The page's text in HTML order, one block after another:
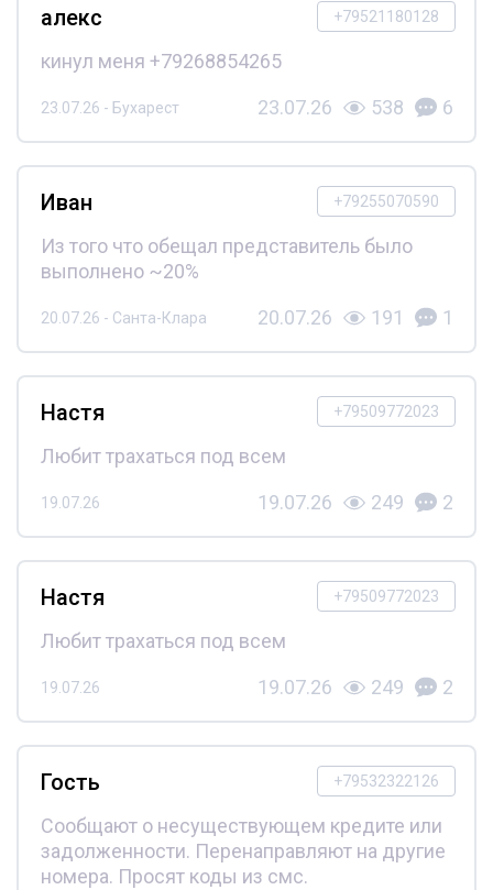
+79521180128
алекс
кинул меня +79268854265
23.07.26 - Бухарест 23.07.26 538 6
+79255070590
Иван
Из того что обещал представитель было
выполнено ~20%
20.07.26 - Санта-Клара 20.07.26 191 1
+79509772023
Настя
Любит трахаться под всем
19.07.26 19.07.26 249 2
+79509772023
Настя
Любит трахаться под всем
19.07.26 19.07.26 249 2
+79532322126
Гость
Сообщают о несуществующем кредите или
задолженности. Перенаправляют на другие
номера. Просят коды из смс.